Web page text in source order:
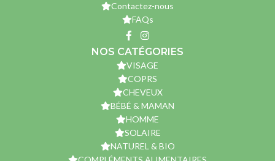
Contactez-nous
FAQs
NOS CATÉGORIES
VISAGE
COPRS
CHEVEUX
BÉBÉ & MAMAN
HOMME
SOLAIRE
NATUREL & BIO